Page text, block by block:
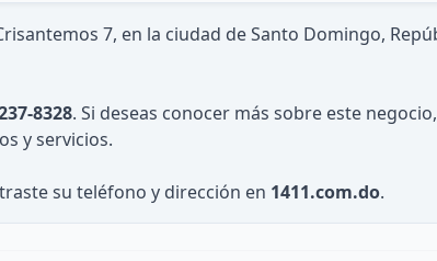
7, en la ciudad de Santo Domingo,
8328. Si deseas conocer más sobre este negocio,
y servicios.
su teléfono y dirección en 1411.com.do.